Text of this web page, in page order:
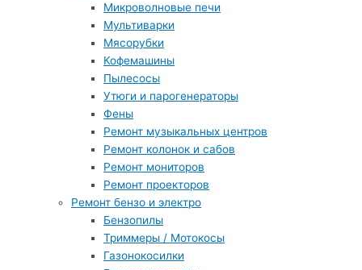
Микроволновые печи
Мультиварки
Мясорубки
Кофемашины
Пылесосы
Утюги и парогенераторы
Фены
Ремонт музыкальных центров
Ремонт колонок и сабов
Ремонт мониторов
Ремонт проекторов
Ремонт бензо и электро
Бензопилы
Триммеры / Мотокосы
Газонокосилки